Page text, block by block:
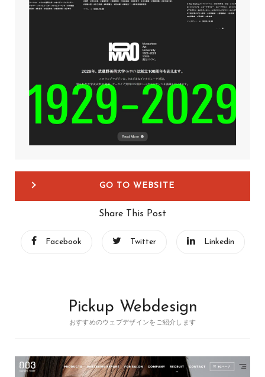
GO TO WEBSITE
Share This Post
Facebook Twitter Linkedin
Pickup Webdesign
おすすめのウェブデザインをご紹介します